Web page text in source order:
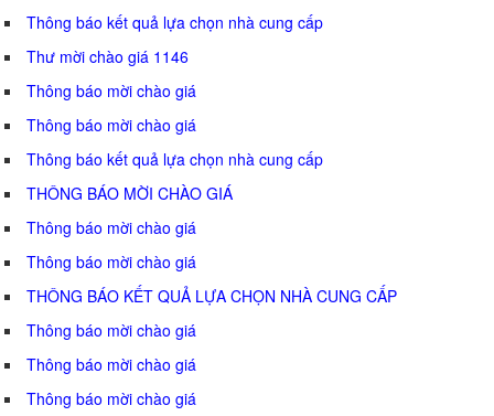
Thông báo kết quả lựa chọn nhà cung cấp
Thư mời chào giá 1146
Thông báo mời chào giá
Thông báo mời chào giá
Thông báo kết quả lựa chọn nhà cung cấp
THÔNG BÁO MỜI CHÀO GIÁ
Thông báo mời chào giá
Thông báo mời chào giá
THÔNG BÁO KẾT QUẢ LỰA CHỌN NHÀ CUNG CẤP
Thông báo mời chào giá
Thông báo mời chào giá
Thông báo mời chào giá